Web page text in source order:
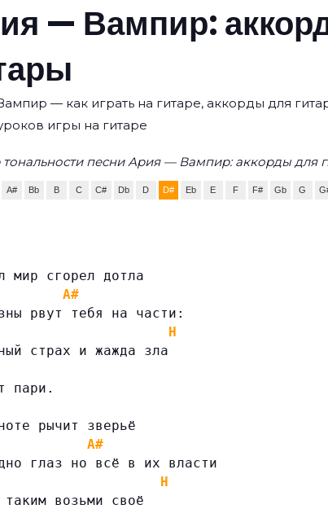
— Вампир:
— как играть на гитаре, аккорды для
игры на гитаре
песни Ария — Вампир: аккорды для
A# Bb B C C# Db D D# Eb E F F# Gb G
мир сгорел дотла
A#
рвут тебя на части:
H
страх и жажда зла
пари.
рычит зверьё
A#
глаз но всё в их власти
H
таким возьми своё